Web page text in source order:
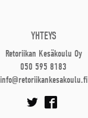
YHTEYS
Retoriikan Kesäkoulu Oy
050 595 8183
info@retoriikankesakoulu.fi